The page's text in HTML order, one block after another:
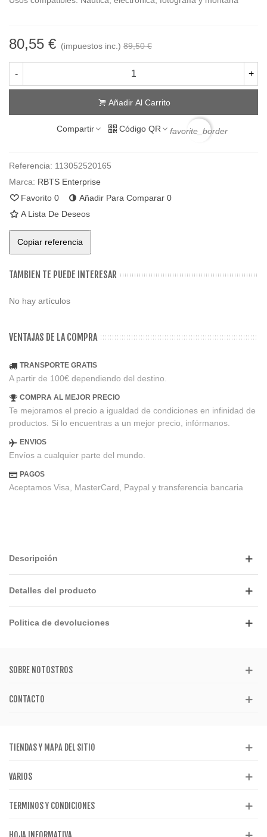
80,55 € (impuestos inc.) 89,50 €
- +
Añadir Al Carrito
Compartir Código QR favorite_border
Referencia: 113052520165
Marca: RBTS Enterprise
Favorito 0 Añadir Para Comparar 0
A Lista De Deseos
Copiar referencia
TAMBIEN TE PUEDE INTERESAR
No hay artículos
VENTAJAS DE LA COMPRA
TRANSPORTE GRATIS
A partir de 100€ dependiendo del destino.
COMPRA AL MEJOR PRECIO
Te mejoramos el precio a igualdad de condiciones en infinidad de
productos. Si lo encuentras a un mejor precio, infórmanos.
ENVIOS
Envíos a cualquier parte del mundo.
PAGOS
Aceptamos Visa, MasterCard, Paypal y transferencia bancaria
Descripción
Detalles del producto
Politica de devoluciones
SOBRE NOTOSTROS
CONTACTO
TIENDAS Y MAPA DEL SITIO
VARIOS
TERMINOS Y CONDICIONES